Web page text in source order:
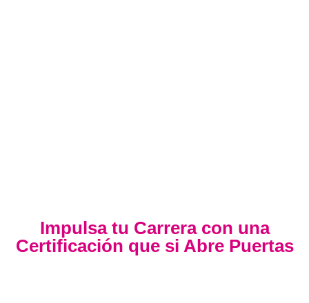
Impulsa tu Carrera con una
Certificación que si Abre Puertas